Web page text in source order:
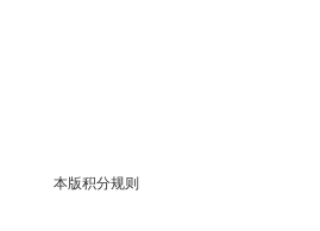
本版积分规则